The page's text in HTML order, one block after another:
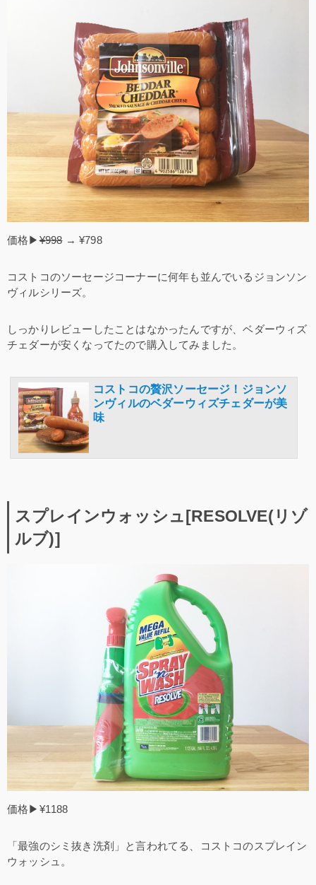
価格▶¥998→ ¥798
コストコのソーセージコーナーに何年も並んでいるジョンソン
ヴィルシリーズ。
しっかりレビューしたことはなかったんですが、ベダーウィズ
チェダーが安くなってたので購入してみました。
コストコの贅沢ソーセージ！ジョンソ
ンヴィルのベダーウィズチェダーが美
味
スプレインウォッシュ[RESOLVE(リゾ
ルブ)]
価格▶¥1188
「最強のシミ抜き洗剤」と言われてる、コストコのスプレイン
ウォッシュ。